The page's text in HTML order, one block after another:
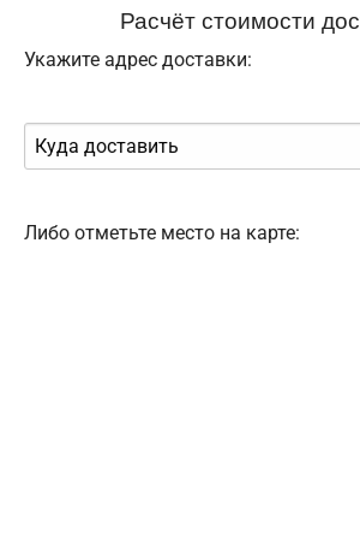
Расчёт стоимости
Укажите адрес доставки:
Либо отметьте место на карте: